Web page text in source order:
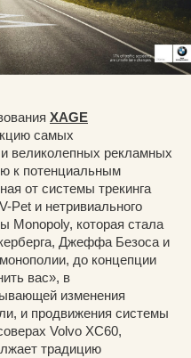
XAGE
самых
великолепных рекламных
к потенциальным
от системы трекинга
Pet и нетривиального
Monopoly, которая стала
Джеффа Безоса и
до концепции
вас», в
изменения
и продвижения системы
Volvo XC60,
традицию